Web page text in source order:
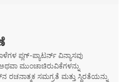
ಪ್ಲಗ್-ಪ್ಯಾಟರ್ನ್ ವಿನ್ಯಾಸವು
ಮುಂಚಾಚಿರುವಿಕೆಗಳನ್ನು
ರಚನಾತ್ಮಕ ಸಮಗ್ರತೆ ಮತ್ತು ಸ್ಥಿರತೆಯನ್ನು